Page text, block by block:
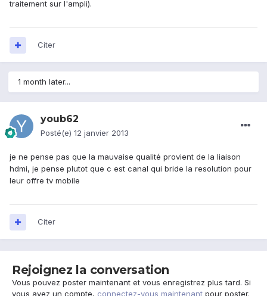
traitement sur l'ampli).
Citer
1 month later...
youb62
Posté(e) 12 janvier 2013
je ne pense pas que la mauvaise qualité provient de la liaison
hdmi, je pense plutot que c est canal qui bride la resolution pour
leur offre tv mobile
Citer
Rejoignez la conversation
Vous pouvez poster maintenant et vous enregistrez plus tard. Si
vous avez un compte, connectez-vous maintenant pour poster.